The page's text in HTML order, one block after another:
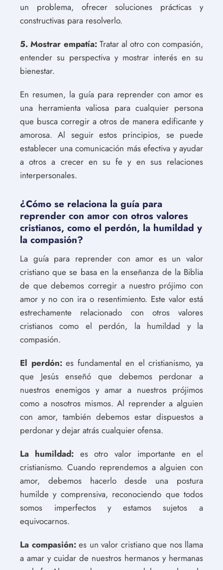
un problema, ofrecer soluciones prácticas y
constructivas para resolverlo.
5. Mostrar empatía:Tratar al otro con compasión,
entender su perspectiva y mostrar interés en su
bienestar.
En resumen, la guía para reprender con amor es
una herramienta valiosa para cualquier persona
que busca corregir a otros de manera edificante y
amorosa. Al seguir estos principios, se puede
establecer una comunicación más efectiva y ayudar
a otros a crecer en su fe y en sus relaciones
interpersonales.
¿Cómo se relaciona la guía para
reprender con amor con otros valores
cristianos, como el perdón, la humildad y
la compasión?
La guía para reprender con amor es un valor
cristiano que se basa en la enseñanza de la Biblia
de que debemos corregir a nuestro prójimo con
amor y no con ira o resentimiento. Este valor está
estrechamente relacionado con otros valores
cristianos como el perdón, la humildad y la
compasión.
El perdón:es fundamental en el cristianismo, ya
que Jesús enseñó que debemos perdonar a
nuestros enemigos y amar a nuestros prójimos
como a nosotros mismos. Al reprender a alguien
con amor, también debemos estar dispuestos a
perdonar y dejar atrás cualquier ofensa.
La humildad: es otro valor importante en el
cristianismo. Cuando reprendemos a alguien con
amor, debemos hacerlo desde una postura
humilde y comprensiva, reconociendo que todos
somos imperfectos y estamos sujetos a
equivocarnos.
La compasión:es un valor cristiano que nos llama
a amar y cuidar de nuestros hermanos y hermanas